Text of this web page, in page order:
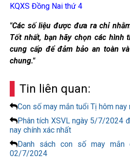
KQXS Đồng Nai thứ 4
"Các số liệu được đưa ra chỉ
Tốt nhất, bạn hãy chọn các hình
cung cấp để đảm bảo an toàn
chung."
Tin liên quan:
Con số may mắn tuổi Tị hôm
Phân tích XSVL ngày 5/7/2024
nay chính xác nhất
Danh sách con số may mắn
02/7/2024